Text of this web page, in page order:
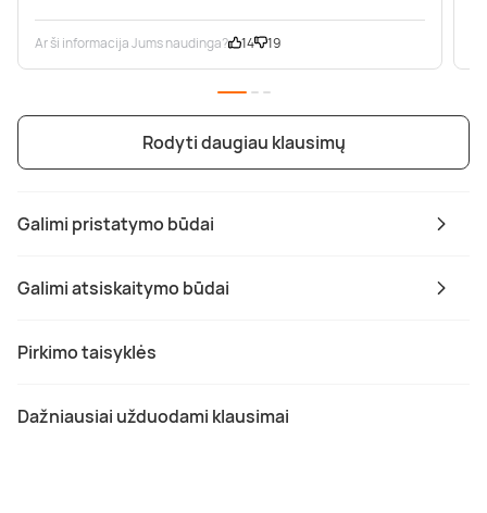
Galimi pristatymo būdai
Galimi atsiskaitymo būdai
Pirkimo taisyklės
Dažniausiai užduodami klausimai
Ar ši informacija Jums naudinga? 14 19
Rodyti daugiau klausimų